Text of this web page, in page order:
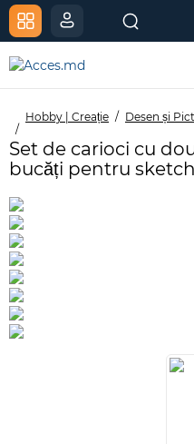
Hobby | Creație Desen și
Set de carioci cu
bucăți pentru